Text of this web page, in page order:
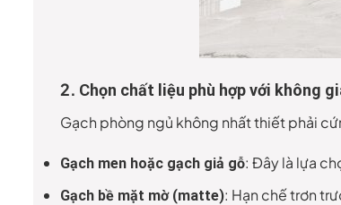
2. Chọn chất liệu phù hợp với không
Gạch phòng ngủ không nhất thiết phải
Gạch men hoặc gạch giả gỗ: Đây là lựa
Gạch bề mặt mờ (matte): Hạn chế trơn